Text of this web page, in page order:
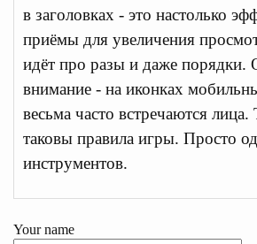
в заголовках - это настолько
приёмы для увеличения
идёт про разы и даже порядки.
внимание - на иконках
весьма часто встречаются
таковы правила игры. Просто
инструментов.
Your name